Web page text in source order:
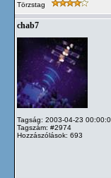
Törzstag
chab7
Tagság: 2003-04-23
Tagszám: #2974
Hozzászólások: 693